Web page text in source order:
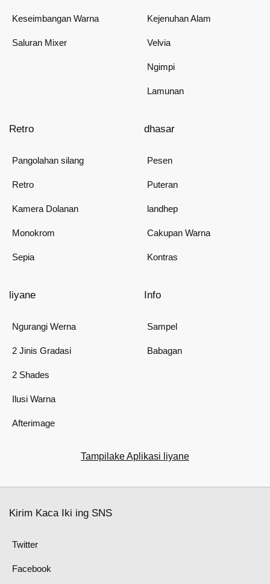
Keseimbangan Warna
Saluran Mixer
Kejenuhan Alam
Velvia
Ngimpi
Lamunan
Retro
Pangolahan silang
Retro
Kamera Dolanan
Monokrom
Sepia
dhasar
Pesen
Puteran
landhep
Cakupan Warna
Kontras
liyane
Ngurangi Werna
2 Jinis Gradasi
2 Shades
Ilusi Warna
Afterimage
Info
Sampel
Babagan
Tampilake Aplikasi liyane
Kirim Kaca Iki ing SNS
Twitter
Facebook